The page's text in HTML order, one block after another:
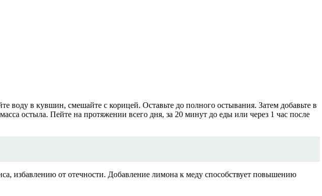
воду в кувшин, смешайте с корицей. Оставьте до полного остывания. Затем добавьте в
остыла. Пейте на протяжении всего дня, за 20 минут до еды или через 1 час после
избавлению от отечности. Добавление лимона к меду способствует повышению